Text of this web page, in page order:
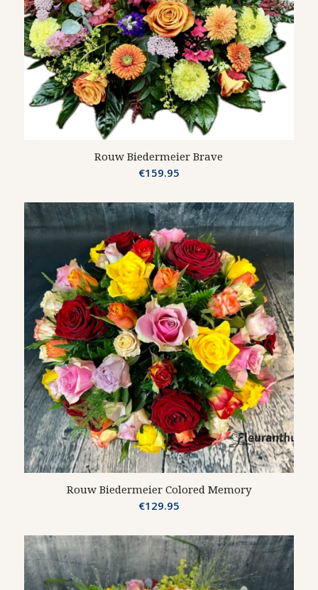
Rouw Biedermeier Brave
€159.95
Rouw Biedermeier Colored Memory
€129.95